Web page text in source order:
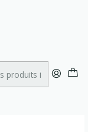
desde $100.000